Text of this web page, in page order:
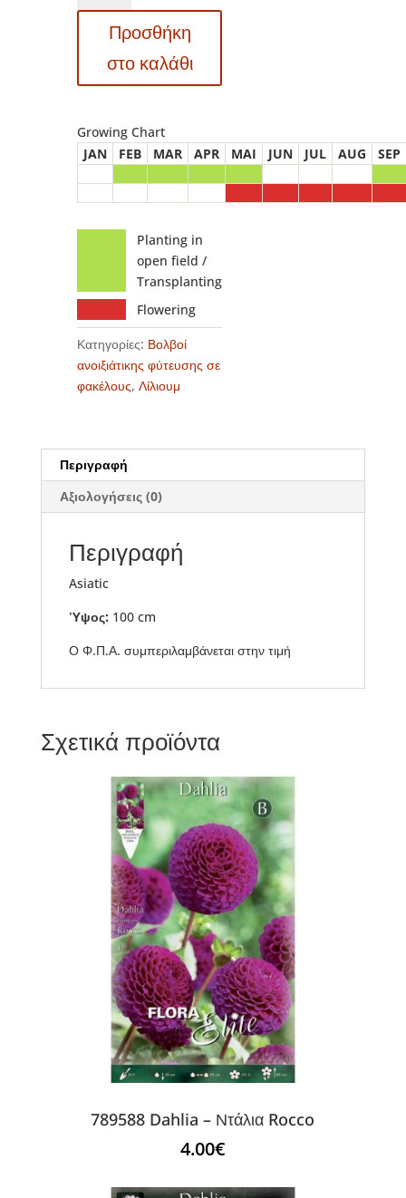
–
Λίλιουμ
Dream
Προσθήκη
στο καλάθι
Growing Chart
JAN
FEB MAR APR MAI JUN JUL AUG SEP
Planting in
open field /
Transplanting
Flowering
Κατηγορίες: Βολβοί
ανοιξιάτικης φύτευσης σε
φακέλους, Λίλιουμ
Περιγραφή
Αξιολογήσεις (0)
Περιγραφή
Asiatic
Ύψος: 100 cm
Ο Φ.Π.Α. συμπεριλαμβάνεται στην τιμή
Σχετικά προϊόντα
789588 Dahlia – Ντάλια Rocco
4.00€